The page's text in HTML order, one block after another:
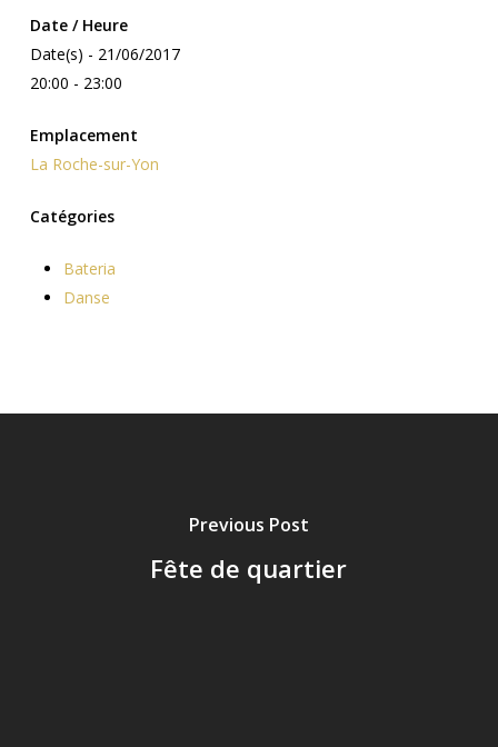
Date / Heure
Date(s) - 21/06/2017
20:00 - 23:00
Emplacement
La Roche-sur-Yon
Catégories
Bateria
Danse
Previous Post
Fête de quartier